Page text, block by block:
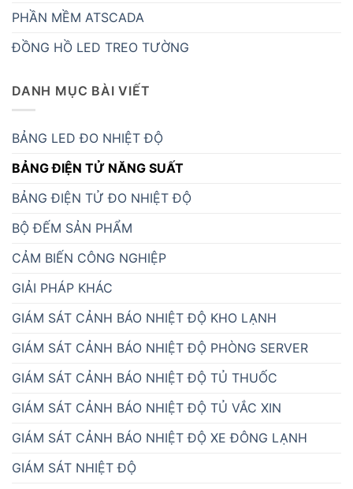
PHẦN MỀM ATSCADA
ĐỒNG HỒ LED TREO TƯỜNG
DANH MỤC BÀI VIẾT
BẢNG LED ĐO NHIỆT ĐỘ
BẢNG ĐIỆN TỬ NĂNG SUẤT
BẢNG ĐIỆN TỬ ĐO NHIỆT ĐỘ
BỘ ĐẾM SẢN PHẨM
CẢM BIẾN CÔNG NGHIỆP
GIẢI PHÁP KHÁC
GIÁM SÁT CẢNH BÁO NHIỆT ĐỘ KHO LẠNH
GIÁM SÁT CẢNH BÁO NHIỆT ĐỘ PHÒNG SERVER
GIÁM SÁT CẢNH BÁO NHIỆT ĐỘ TỦ THUỐC
GIÁM SÁT CẢNH BÁO NHIỆT ĐỘ TỦ VẮC XIN
GIÁM SÁT CẢNH BÁO NHIỆT ĐỘ XE ĐÔNG LẠNH
GIÁM SÁT NHIỆT ĐỘ